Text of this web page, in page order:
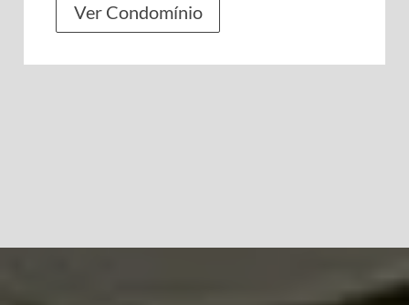
Ver Condomínio